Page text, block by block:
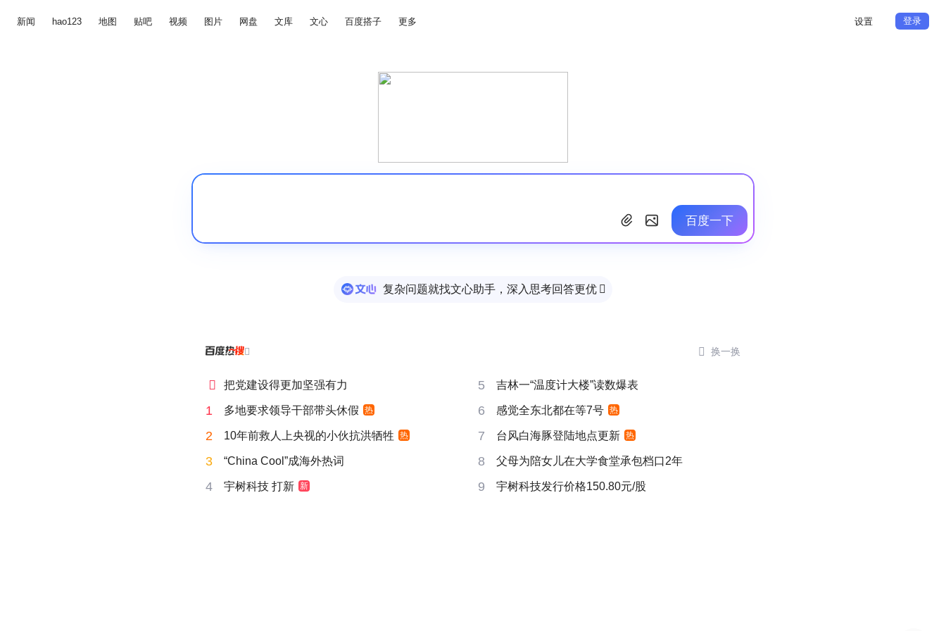
新闻 hao123 地图 贴吧 视频 图片 网盘 文库 文心 百度搭子 更多 设置 登录
百度一下
复杂问题就找文心助手，深入思考回答更优 
  换一换
 把党建设得更加坚强有力 5 吉林一“温度计大楼”读数爆表
1 多地要求领导干部带头休假 热 6 感觉全东北都在等7号 热
2 10年前救人上央视的小伙抗洪牺牲 热 7 台风白海豚登陆地点更新 热
3 “China Cool”成海外热词 8 父母为陪女儿在大学食堂承包档口2年
4 宇树科技 打新 新 9 宇树科技发行价格150.80元/股